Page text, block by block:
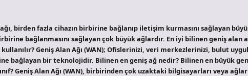
birden fazla cihazın birbirine bağlanıp iletişim kurmasını sağlayan
bağlanmasını sağlayan çok büyük ağlardır. En iyi bilinen geniş alan
Geniş Alan Ağı (WAN); Ofislerinizi, veri merkezlerinizi, bulut
bağlayan bir teknolojidir. Bilinen en geniş ağ nedir? Bilinen en büyük
Geniş Alan Ağı (WAN), birbirinden çok uzaktaki bilgisayarları veya